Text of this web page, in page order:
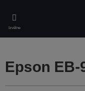
main
content
Izvēlne
Epson